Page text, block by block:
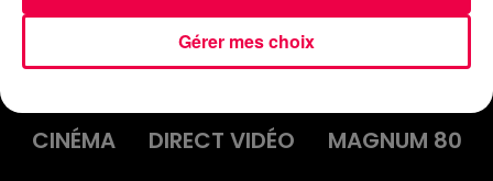
INFOS
EMISSIONS
CINÉMA
DIRECT VIDÉO
MAGNUM 80
Gérer mes choix